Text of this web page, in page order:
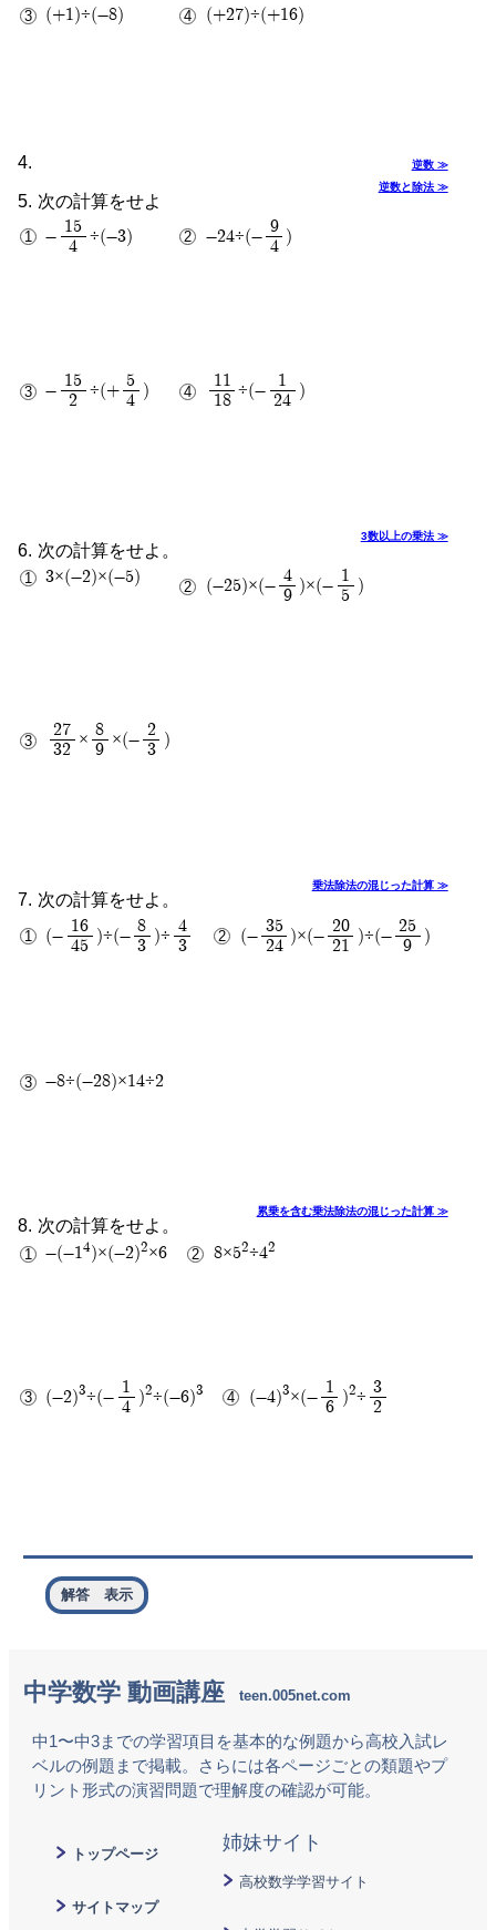
(+1)÷(-8)
(+27)÷(+16)
逆数 ≫
次の計算をせよ
逆数と除法 ≫
-
15
4
÷(-3) -24÷(-
9
4
)
-
15
2
÷(+
5
4
)
11
18
÷(-
1
24
)
次の計算をせよ。
3数以上の乗法 ≫
3×(-2)×(-5)
(-25)×(-
4
9
)×(-
1
5
)
27
32
×
8
9
×(-
2
3
)
次の計算をせよ。
乗法除法の混じった計算 ≫
(-
16
45
)÷(-
8
3
)÷
4
3
(-
35
24
)×(-
20
21
)÷(-
25
9
)
-8÷(-28)×14÷2
次の計算をせよ。
累乗を含む乗法除法の混じった計算 ≫
-(-14 )×(-2)2×6 8×52÷42
(-2)3÷(-
1
4
)2÷(-6)3 (-4)3×(-
1
6
)2÷
3
2
解答 表示
中学数学 動画講座
中1〜中3までの学習項目を基本的な例題から高校入試レ
ベルの例題まで掲載。さらには各ページごとの類題やプ
リント形式の演習問題で理解度の確認が可能。
トップページ
サイトマップ
高校数学学習サイト